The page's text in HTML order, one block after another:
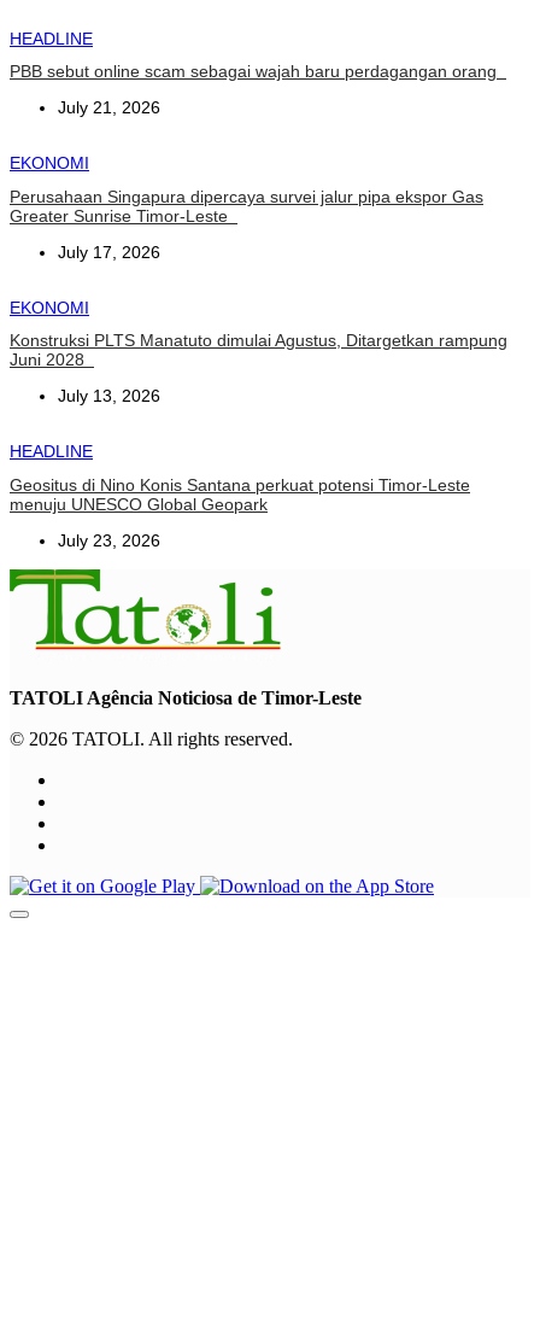
HEADLINE
PBB sebut online scam sebagai wajah baru perdagangan orang
July 21, 2026
EKONOMI
Perusahaan Singapura dipercaya survei jalur pipa ekspor Gas
Greater Sunrise Timor-Leste
July 17, 2026
EKONOMI
Konstruksi PLTS Manatuto dimulai Agustus, Ditargetkan rampung
Juni 2028
July 13, 2026
HEADLINE
Geositus di Nino Konis Santana perkuat potensi Timor-Leste
menuju UNESCO Global Geopark
July 23, 2026
TATOLI Agência Noticiosa de Timor-Leste
© 2026 TATOLI. All rights reserved.